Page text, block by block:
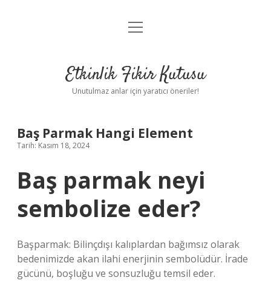
Anasayfa
Yasal Uyarı
menüyü
Etkinlik Fikir Kutusu
Unutulmaz anlar için yaratıcı öneriler!
Baş Parmak Hangi Element
Tarih: Kasım 18, 2024
Baş parmak neyi
sembolize eder?
Başparmak: Bilinçdışı kalıplardan bağımsız olarak
bedenimizde akan ilahi enerjinin sembolüdür. İrade
gücünü, boşluğu ve sonsuzluğu temsil eder.